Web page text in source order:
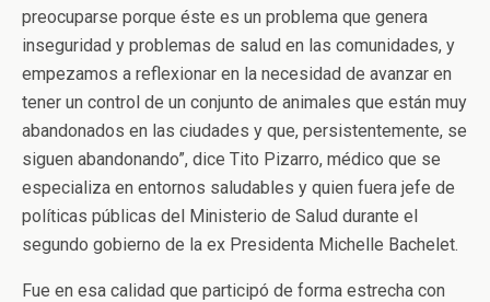
preocuparse porque éste es un problema que genera
inseguridad y problemas de salud en las comunidades, y
empezamos a reflexionar en la necesidad de avanzar en
tener un control de un conjunto de animales que están muy
abandonados en las ciudades y que, persistentemente, se
siguen abandonando”, dice Tito Pizarro, médico que se
especializa en entornos saludables y quien fuera jefe de
políticas públicas del Ministerio de Salud durante el
segundo gobierno de la ex Presidenta Michelle Bachelet.
Fue en esa calidad que participó de forma estrecha con